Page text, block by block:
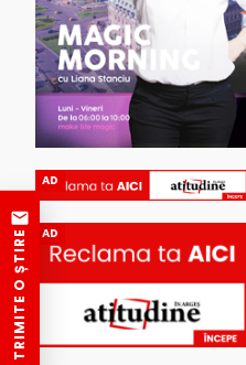
AD
AD
TRIMITE O ȘTIRE